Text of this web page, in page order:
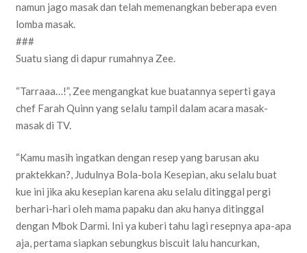
namun jago masak dan telah memenangkan beberapa even
lomba masak.
###
Suatu siang di dapur rumahnya Zee.
“Tarraaa…!”, Zee mengangkat kue buatannya seperti gaya
chef Farah Quinn yang selalu tampil dalam acara masak-
masak di TV.
“Kamu masih ingatkan dengan resep yang barusan aku
praktekkan?, Judulnya Bola-bola Kesepian, aku selalu buat
kue ini jika aku kesepian karena aku selalu ditinggal pergi
berhari-hari oleh mama papaku dan aku hanya ditinggal
dengan Mbok Darmi. Ini ya kuberi tahu lagi resepnya apa-apa
aja, pertama siapkan sebungkus biscuit lalu hancurkan,